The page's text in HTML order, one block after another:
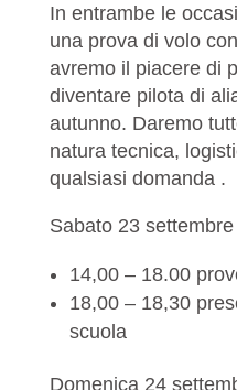
In entrambe le
una prova di volo
avremo il piacere di
diventare pilota di
autunno. Daremo
natura tecnica,
qualsiasi domanda .
Sabato 23
14,00 – 18.00
18,00 – 18,30
scuola
Domenica 24